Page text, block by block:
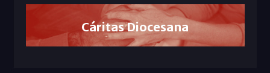
Cáritas Diocesana